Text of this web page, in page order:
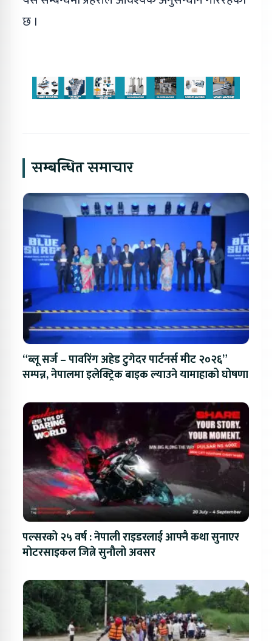
छ ।
सम्बन्धित समाचार
“ब्लू सर्ज – पावरिंग अहेड टुगेदर पार्टनर्स मीट २०२६”
सम्पन्न, नेपालमा इलेक्ट्रिक बाइक ल्याउने यामाहाको घोषणा
पल्सरको २५ वर्ष : नेपाली राइडरलाई आफ्नै कथा सुनाएर
मोटरसाइकल जित्ने सुनौलो अवसर